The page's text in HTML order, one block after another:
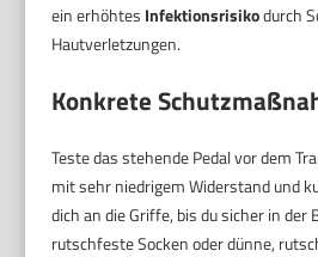
ein erhöhtes Infektionsrisikodurch
Hautverletzungen.
Konkrete
Teste das stehende Pedal vor dem
mit sehr niedrigem Widerstand und
dich an die Griffe, bis du sicher in der
rutschfeste Socken oder dünne,